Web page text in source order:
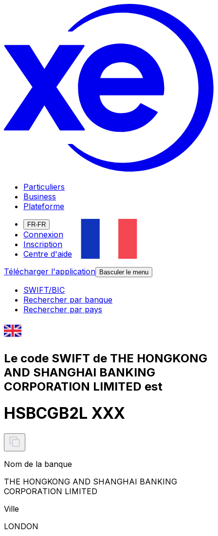
Particuliers
Business
Plateforme
FR-FR
Connexion
Inscription
Centre d'aide
Télécharger l'application
Basculer le menu
SWIFT/BIC
Rechercher par banque
Rechercher par pays
Le code SWIFT de THE HONGKONG
AND SHANGHAI BANKING
CORPORATION LIMITED est
HSBCGB2L XXX
Nom de la banque
THE HONGKONG AND SHANGHAI BANKING
CORPORATION LIMITED
Ville
LONDON